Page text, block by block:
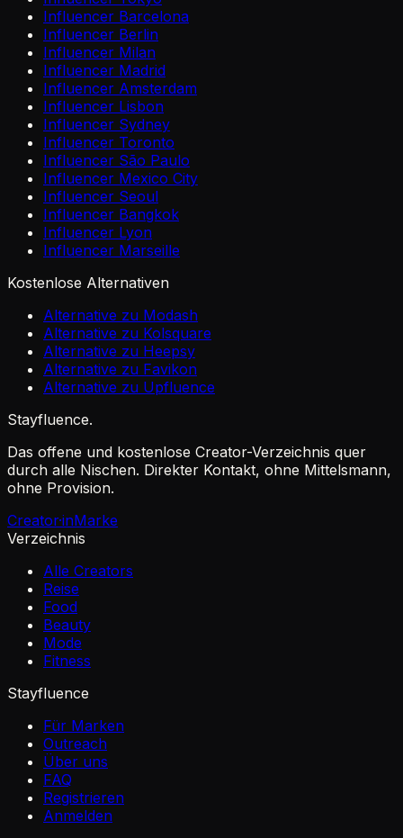
Influencer Barcelona
Influencer Berlin
Influencer Milan
Influencer Madrid
Influencer Amsterdam
Influencer Lisbon
Influencer Sydney
Influencer Toronto
Influencer São Paulo
Influencer Mexico City
Influencer Seoul
Influencer Bangkok
Influencer Lyon
Influencer Marseille
Kostenlose Alternativen
Alternative zu Modash
Alternative zu Kolsquare
Alternative zu Heepsy
Alternative zu Favikon
Alternative zu Upfluence
Stayfluence.
Das offene und kostenlose Creator-Verzeichnis quer
durch alle Nischen. Direkter Kontakt, ohne Mittelsmann,
ohne Provision.
Creator·inMarke
Verzeichnis
Alle Creators
Reise
Food
Beauty
Mode
Fitness
Stayfluence
Für Marken
Outreach
Über uns
FAQ
Registrieren
Anmelden